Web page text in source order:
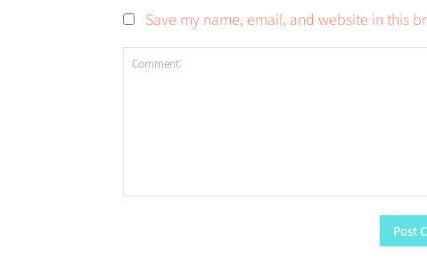
Save my name, email, and website in this